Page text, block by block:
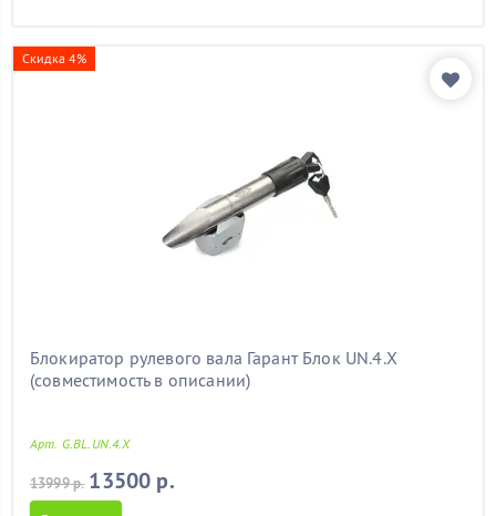
Скидка 4%
Блокиратор рулевого вала Гарант Блок UN.4.X
(совместимость в описании)
Арт. G.BL.UN.4.X
13999 р. 13500 р.